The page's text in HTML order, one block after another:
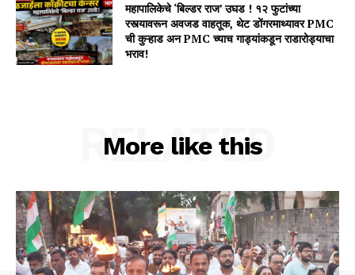
महापालिकेचे ‘बिल्डर राज’ उघड ! १२ फुटांच्या
रस्त्यावरून अवजड वाहतूक, थेट डोंगरमाथ्यावर PMC
ची कुऱ्हाड अन PMC च्याच गाड्यांकडून राडारोड्याचा
भराव!
More like this
RELATED